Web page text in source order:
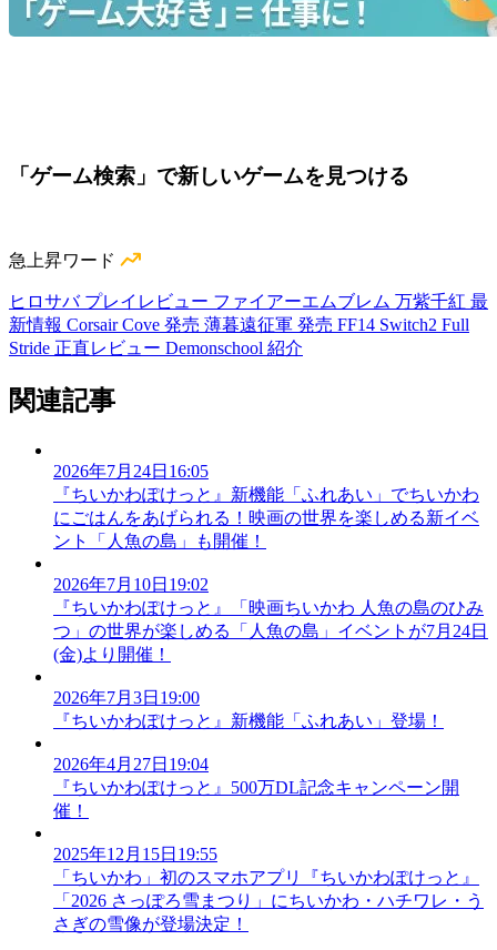
「ゲーム検索」で新しいゲームを見つける
急上昇ワード
ヒロサバ プレイレビュー ファイアーエムブレム 万紫千紅 最
新情報 Corsair Cove 発売 薄暮遠征軍 発売 FF14 Switch2 Full
Stride 正直レビュー Demonschool 紹介
関連記事
2026年7月24日16:05
『ちいかわぽけっと』新機能「ふれあい」でちいかわ
にごはんをあげられる！映画の世界を楽しめる新イベ
ント「人魚の島」も開催！
2026年7月10日19:02
『ちいかわぽけっと』「映画ちいかわ 人魚の島のひみ
つ」の世界が楽しめる「人魚の島」イベントが7月24日
(金)より開催！
2026年7月3日19:00
『ちいかわぽけっと』新機能「ふれあい」登場！
2026年4月27日19:04
『ちいかわぽけっと』500万DL記念キャンペーン開
催！
2025年12月15日19:55
「ちいかわ」初のスマホアプリ『ちいかわぽけっと』
「2026 さっぽろ雪まつり」にちいかわ・ハチワレ・う
さぎの雪像が登場決定！